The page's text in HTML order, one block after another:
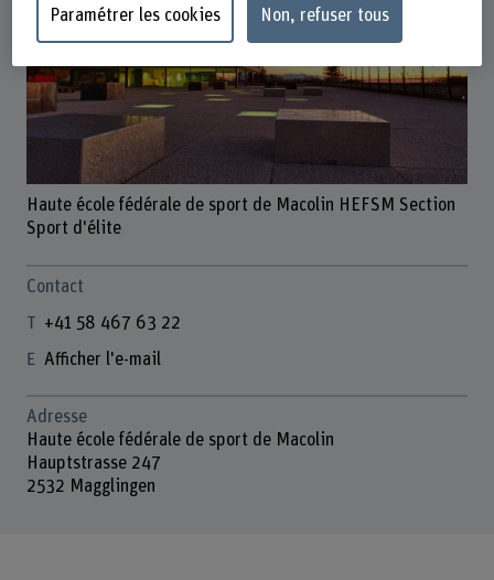
Haute école fédérale de sport de Macolin HEFSM Section
Sport d'élite
Contact
+41 58 467 63 22
Afficher l'e-mail
Adresse
Haute école fédérale de sport de Macolin
Hauptstrasse 247
2532 Magglingen
Paramétrer les cookies Non, refuser tous